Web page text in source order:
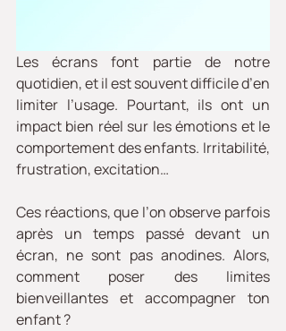
Les écrans font partie de notre
quotidien, et il est souvent difficile d’en
limiter l’usage. Pourtant, ils ont un
impact bien réel sur les émotions et le
comportement des enfants. Irritabilité,
frustration, excitation…
Ces réactions, que l’on observe parfois
après un temps passé devant un
écran, ne sont pas anodines. Alors,
comment poser des limites
bienveillantes et accompagner ton
enfant ?